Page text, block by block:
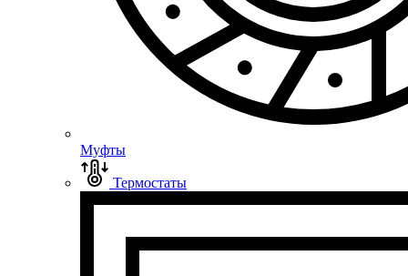
Муфты
Термостаты